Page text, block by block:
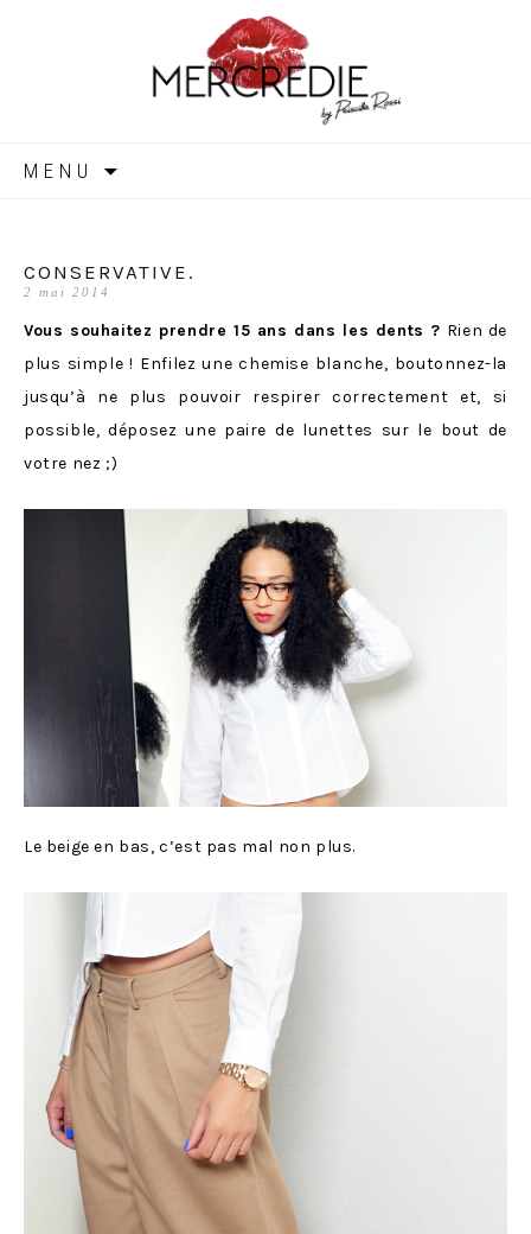
MERCREDIE
MENU
CONSERVATIVE.
2 mai 2014
Vous souhaitez prendre 15 ans dans les dents ? Rien de
plus simple ! Enfilez une chemise blanche, boutonnez-la
jusqu’à ne plus pouvoir respirer correctement et, si
possible, déposez une paire de lunettes sur le bout de
votre nez ;)
Le beige en bas, c’est pas mal non plus.